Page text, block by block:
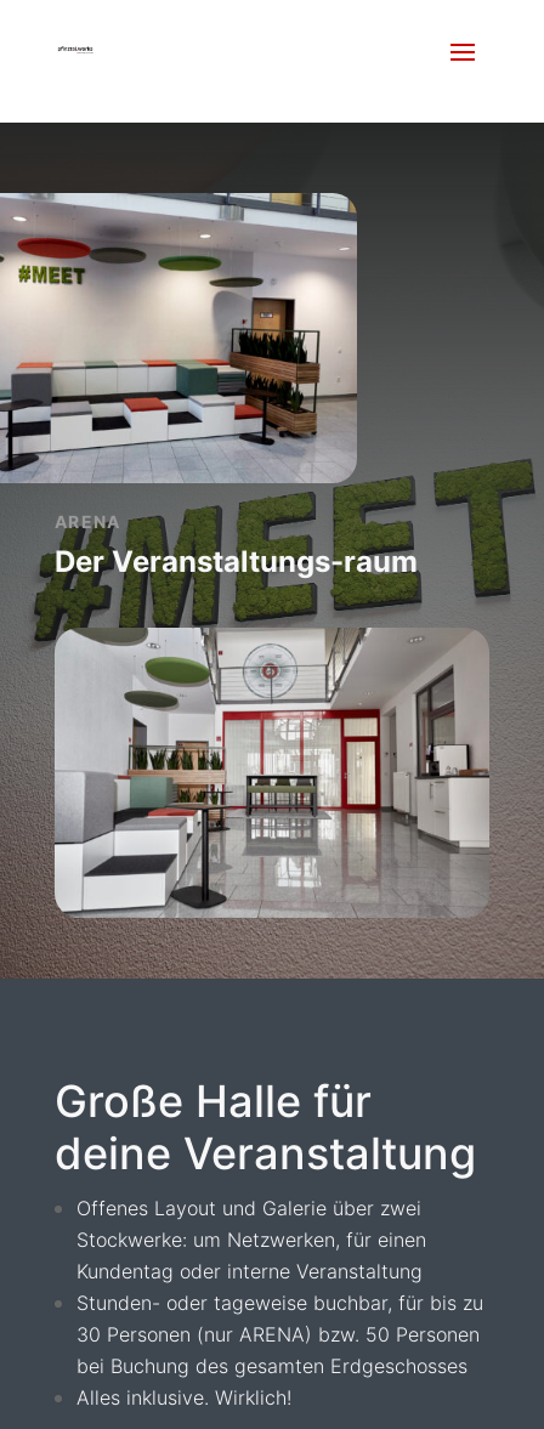
ARENA
Der Veranstaltungs-raum
Große Halle für
deine Veranstaltung
Offenes Layout und Galerie über zwei
Stockwerke: um Netzwerken, für einen
Kundentag oder interne Veranstaltung
Stunden- oder tageweise buchbar, für bis zu
30 Personen (nur ARENA) bzw. 50 Personen
bei Buchung des gesamten Erdgeschosses
Alles inklusive. Wirklich!